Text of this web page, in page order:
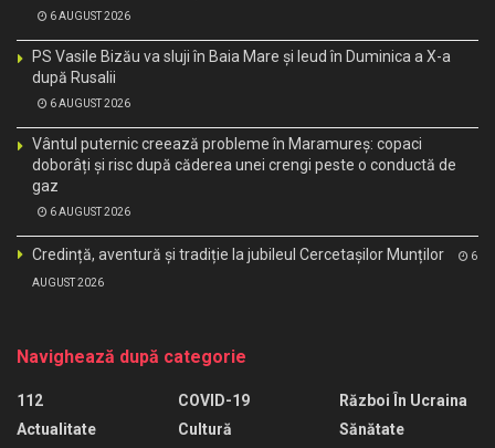
6 AUGUST 2026
PS Vasile Bizău va sluji în Baia Mare și Ieud în Duminica a X-a
după Rusalii
6 AUGUST 2026
Vântul puternic creează probleme în Maramureș: copaci
doborâți și risc după căderea unei crengi peste o conductă de
gaz
6 AUGUST 2026
Credință, aventură și tradiție la jubileul Cercetașilor Munților 6
AUGUST 2026
Navighează după categorie
112
Actualitate
COVID-19
Cultură
Război În Ucraina
Sănătate